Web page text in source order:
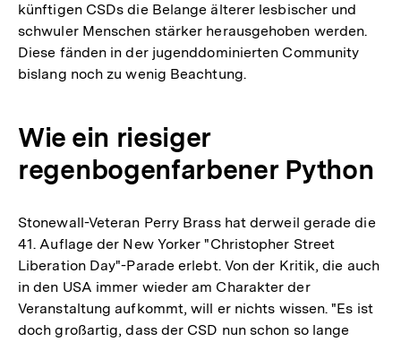
künftigen CSDs die Belange älterer lesbischer und
schwuler Menschen stärker herausgehoben werden.
Diese fänden in der jugenddominierten Community
bislang noch zu wenig Beachtung.
Wie ein riesiger
regenbogenfarbener Python
Stonewall-Veteran Perry Brass hat derweil gerade die
41. Auflage der New Yorker "Christopher Street
Liberation Day"-Parade erlebt. Von der Kritik, die auch
in den USA immer wieder am Charakter der
Veranstaltung aufkommt, will er nichts wissen. "Es ist
doch großartig, dass der CSD nun schon so lange